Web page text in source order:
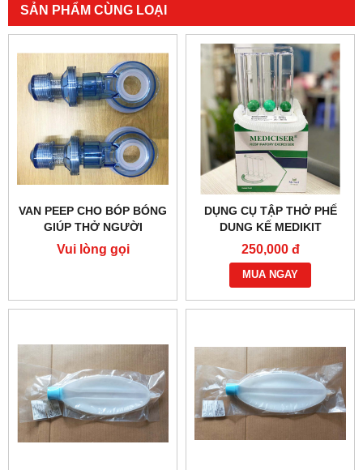
SẢN PHẨM CÙNG LOẠI
VAN PEEP CHO BÓP BÓNG
GIÚP THỞ NGƯỜI
LỚN/TRẺ EM/SƠ SINH
SILICONE TOPSTER
Vui lòng gọi
DỤNG CỤ TẬP THỞ PHẾ
DUNG KẾ MEDIKIT
250,000 đ
MUA NGAY